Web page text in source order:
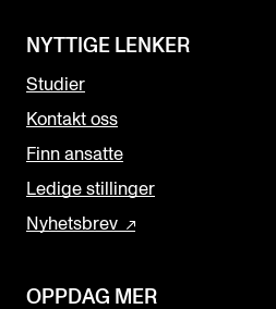
NYTTIGE LENKER
Studier
Kontakt oss
Finn ansatte
Ledige stillinger
Nyhetsbrev
OPPDAG MER